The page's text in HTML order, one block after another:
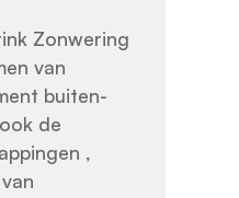
Zonwering
van
buiten-
de
,